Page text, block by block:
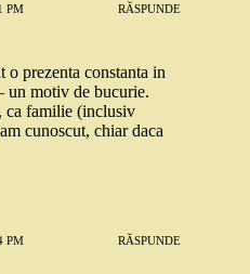
PM RĂSPUNDE
o prezenta constanta in
un motiv de bucurie.
ca familie (inclusiv
cunoscut, chiar daca
PM RĂSPUNDE